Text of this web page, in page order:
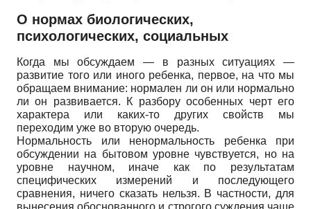
О нормах биологических,
психологических, социальных
Когда мы обсуждаем — в разных ситуациях —
развитие того или иного ребенка, первое, на что мы
обращаем внимание: нормален ли он или нормально
ли он развивается. К разбору особенных черт его
характера или каких-то других свойств мы
переходим уже во вторую очередь.
Нормальность или ненормальность ребенка при
обсуждении на бытовом уровне чувствуется, но на
уровне научном, иначе как по результатам
специфических измерений и последующего
сравнения, ничего сказать нельзя. В частности, для
вынесения обоснованного и строгого суждения чаще